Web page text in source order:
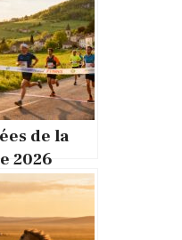
de la
2026
:
pour la
22 mars